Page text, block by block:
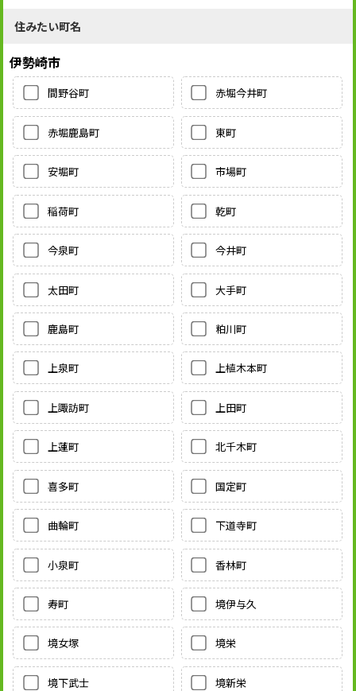
住みたい町名
伊勢崎市
間野谷町 赤堀今井町
赤堀鹿島町 東町
安堀町 市場町
稲荷町 乾町
今泉町 今井町
太田町 大手町
鹿島町 粕川町
上泉町 上植木本町
上諏訪町 上田町
上蓮町 北千木町
喜多町 国定町
曲輪町 下道寺町
小泉町 香林町
寿町 境伊与久
境女塚 境栄
境下武士 境新栄